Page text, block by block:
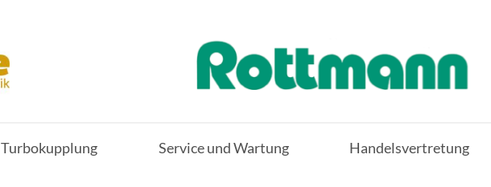
Turbokupplung Service und Wartung Handelsvertretung